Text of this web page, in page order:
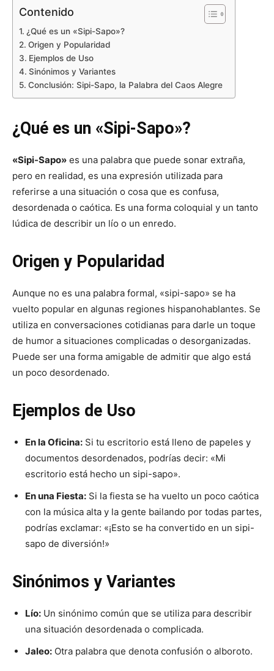
Contenido
¿Qué es un «Sipi-Sapo»?
Origen y Popularidad
Ejemplos de Uso
Sinónimos y Variantes
Conclusión: Sipi-Sapo, la Palabra del Caos Alegre
¿Qué es un «Sipi-Sapo»?
«Sipi-Sapo» es una palabra que puede sonar extraña,
pero en realidad, es una expresión utilizada para
referirse a una situación o cosa que es confusa,
desordenada o caótica. Es una forma coloquial y un tanto
lúdica de describir un lío o un enredo.
Origen y Popularidad
Aunque no es una palabra formal, «sipi-sapo» se ha
vuelto popular en algunas regiones hispanohablantes. Se
utiliza en conversaciones cotidianas para darle un toque
de humor a situaciones complicadas o desorganizadas.
Puede ser una forma amigable de admitir que algo está
un poco desordenado.
Ejemplos de Uso
En la Oficina: Si tu escritorio está lleno de papeles y
documentos desordenados, podrías decir: «Mi
escritorio está hecho un sipi-sapo».
En una Fiesta: Si la fiesta se ha vuelto un poco caótica
con la música alta y la gente bailando por todas partes,
podrías exclamar: «¡Esto se ha convertido en un sipi-
sapo de diversión!»
Sinónimos y Variantes
Lío: Un sinónimo común que se utiliza para describir
una situación desordenada o complicada.
Jaleo: Otra palabra que denota confusión o alboroto.